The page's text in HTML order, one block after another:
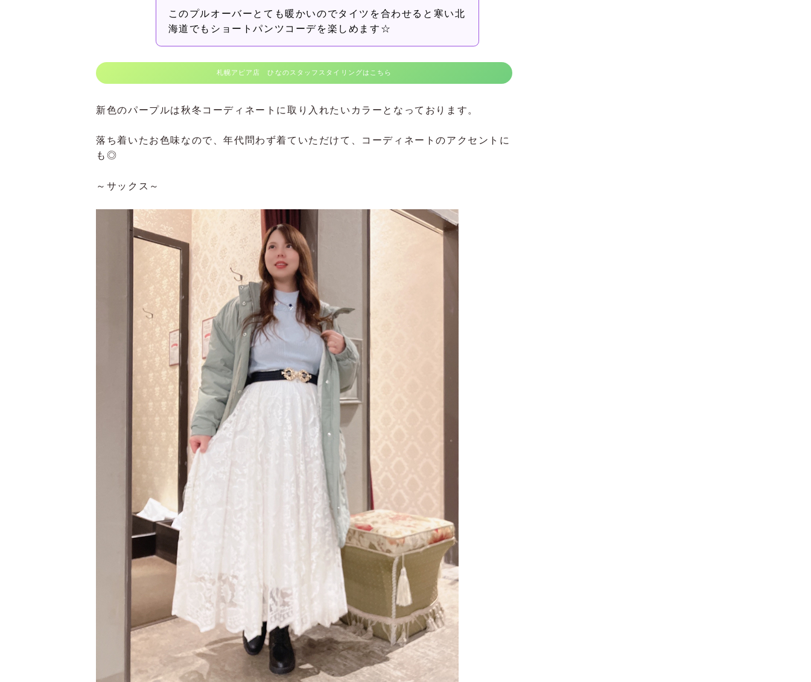
このプルオーバーとても暖かいのでタイツを合わせると寒い北
海道でもショートパンツコーデを楽しめます☆
札幌アピア店 ひなのスタッフスタイリングはこちら
新色のパープルは秋冬コーディネートに取り入れたいカラーとなっております。
落ち着いたお色味なので、年代問わず着ていただけて、コーディネートのアクセントに
も◎
～サックス～